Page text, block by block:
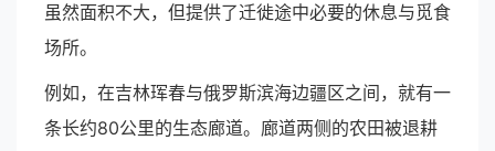
虽然面积不大，但提供了迁徙途中必要的休息与觅食
场所。
例如，在吉林珲春与俄罗斯滨海边疆区之间，就有一
条长约80公里的生态廊道。廊道两侧的农田被退耕